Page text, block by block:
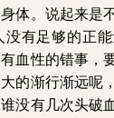
体。说起来是
没有足够的正
血性的错事，
的渐行渐远呢
没有几次头破